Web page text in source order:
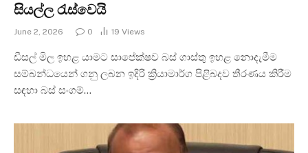
සියල්ල රැස්වෙයි
June 2, 2026 0 19 Views
ඩීසල් මිල ඉහළ යාමට සාපේක්ෂව බස් ගාස්තු ඉහළ නොදැමීම
සම්බන්ධයෙන් ගනු ලබන ඉදිරි ක්‍රියාමාර්ග පිළිබදව තීරණය කිරීම
සඳහා බස් සංගම්…